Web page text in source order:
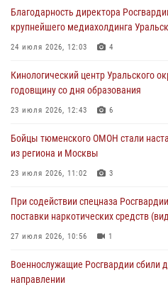
В Тюмени офицер Росгвардии в
мерах безопасного владения
05 августа 2026, 09:56
Военнослужащие Росгвардии сбили
направлении
05 августа 2026, 05:35
Стальной характер
масштабных спортивных событий на
05 августа 2026, 05:22
Благодарность директора
крупнейшего медиахолдинга
24 июля 2026, 12:03 4
Кинологический центр Уральского
годовщину со дня образования
23 июля 2026, 12:43 6
Бойцы тюменского ОМОН стали
из региона и Москвы
23 июля 2026, 11:02 3
При содействии спецназа
поставки наркотических средств
27 июля 2026, 10:56 1
Военнослужащие Росгвардии сбили
направлении